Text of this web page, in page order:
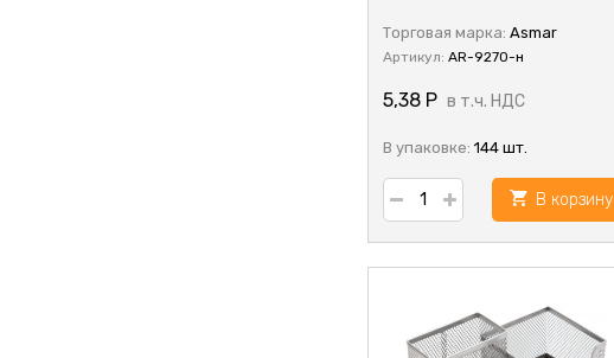
Торговая марка: Asmar
Артикул: AR-9270-н
5,38 Р в т.ч. НДС
В упаковке: 144 шт.
В корзину